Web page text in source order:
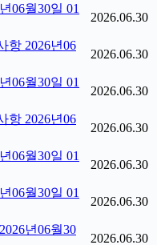
06월30일 01
2026.06.30
항 2026년06
2026.06.30
06월30일 01
2026.06.30
항 2026년06
2026.06.30
06월30일 01
2026.06.30
06월30일 01
2026.06.30
년06월30
2026.06.30